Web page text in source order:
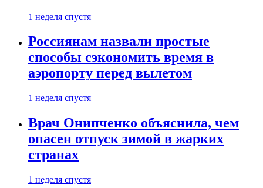
1 неделя спустя
Россиянам назвали простые
способы сэкономить время в
аэропорту перед вылетом
1 неделя спустя
Врач Онипченко объяснила, чем
опасен отпуск зимой в жарких
странах
1 неделя спустя